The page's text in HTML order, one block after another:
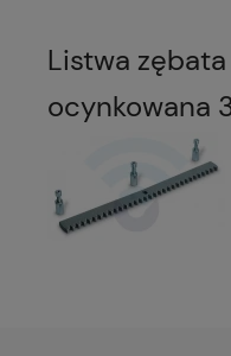
Listwa
ocynkowana